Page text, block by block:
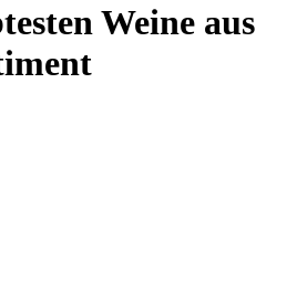
Weine aus